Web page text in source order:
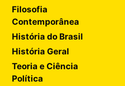
Filosofia
Contemporânea
História do Brasil
História Geral
Teoria e Ciência
Política